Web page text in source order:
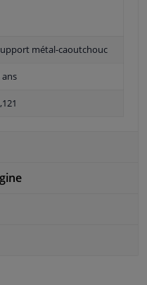
métal-caoutchouc
ans